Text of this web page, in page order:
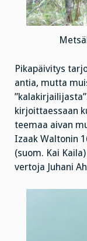
Pikapäivitys
antia, mutta
kirjoittaessaan
teemaa aivan
Izaak Waltonin
(suom. Kai
vertoja Juhani